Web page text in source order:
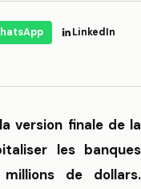
LinkedIn
version finale de la
les banques
de dollars.